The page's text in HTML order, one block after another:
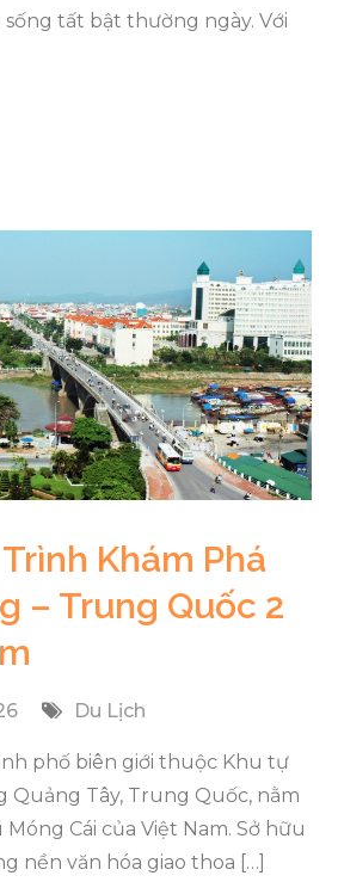
tất bật thường ngày. Với
Khám Phá
– Trung Quốc 2
Du Lịch
phố biên giới thuộc Khu tự
Quảng Tây, Trung Quốc, nằm
Cái của Việt Nam. Sở hữu
nền văn hóa giao thoa […]